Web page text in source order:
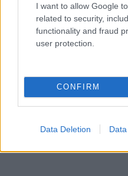
I want to allow Google
related to security,
functionality and fraud
user protection.
CONFIRM
Data Deletion